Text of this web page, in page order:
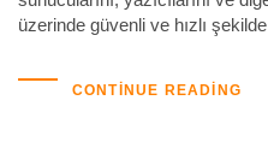
üzerinde güvenli ve hızlı
CONTINUE READING